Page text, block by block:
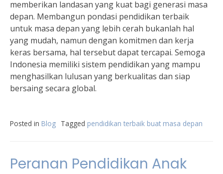
memberikan landasan yang kuat bagi generasi masa
depan. Membangun pondasi pendidikan terbaik
untuk masa depan yang lebih cerah bukanlah hal
yang mudah, namun dengan komitmen dan kerja
keras bersama, hal tersebut dapat tercapai. Semoga
Indonesia memiliki sistem pendidikan yang mampu
menghasilkan lulusan yang berkualitas dan siap
bersaing secara global.
Posted in Blog Tagged pendidikan terbaik buat masa depan
Peranan Pendidikan Anak